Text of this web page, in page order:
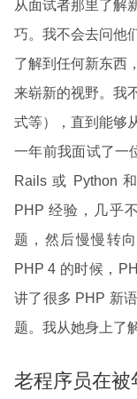
从面试者那里了解
巧。我不会去问他
了解到任何新东西
来崭新的视野。我
式等），直到能够
一年前我面试了一
Rails 或 Python
PHP 经验，几乎
题，然后慢慢转
PHP 4 的时候，
讲了很多 PHP 新
题。我从她身上了
老程序员在